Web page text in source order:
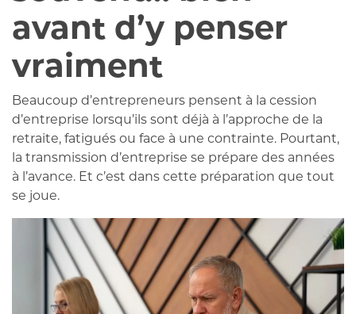
avant d’y penser
vraiment
Beaucoup d’entrepreneurs pensent à la cession
d’entreprise lorsqu’ils sont déjà à l’approche de la
retraite, fatigués ou face à une contrainte. Pourtant,
la transmission d’entreprise se prépare des années
à l’avance. Et c’est dans cette préparation que tout
se joue.